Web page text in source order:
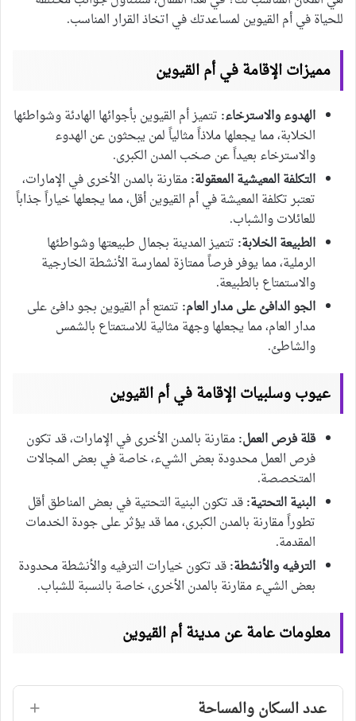
للحياة في أم القيوين لمساعدتك في اتخاذ القرار المناسب.
مميزات الإقامة في أم القيوين
الهدوء والاسترخاء: تتميز أم القيوين بأجوائها الهادئة وشواطئها
الخلابة، مما يجعلها ملاذاً مثالياً لمن يبحثون عن الهدوء
والاسترخاء بعيداً عن صخب المدن الكبرى.
التكلفة المعيشية المعقولة:مقارنة بالمدن الأخرى في الإمارات،
تعتبر تكلفة المعيشة في أم القيوين أقل، مما يجعلها خياراً جذاباً
للعائلات والشباب.
الطبيعة الخلابة: تتميز المدينة بجمال طبيعتها وشواطئها
الرملية، مما يوفر فرصاً ممتازة لممارسة الأنشطة الخارجية
والاستمتاع بالطبيعة.
الجو الدافئ على مدار العام: تتمتع أم القيوين بجو دافئ على
مدار العام، مما يجعلها وجهة مثالية للاستمتاع بالشمس
والشاطئ.
عيوب وسلبيات الإقامة في أم القيوين
قلة فرص العمل:مقارنة بالمدن الأخرى في الإمارات، قد تكون
فرص العمل محدودة بعض الشيء، خاصة في بعض المجالات
المتخصصة.
البنية التحتية:قد تكون البنية التحتية في بعض المناطق أقل
تطوراً مقارنة بالمدن الكبرى، مما قد يؤثر على جودة الخدمات
المقدمة.
الترفيه والأنشطة:قد تكون خيارات الترفيه والأنشطة محدودة
بعض الشيء مقارنة بالمدن الأخرى، خاصة بالنسبة للشباب.
معلومات عامة عن مدينة أم القيوين
عدد السكان والمساحة